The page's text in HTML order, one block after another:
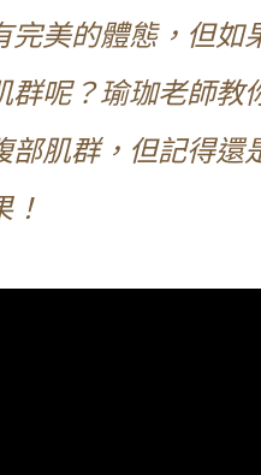
完美的體態，但如
群呢？瑜珈老師教
部肌群，但記得還
！